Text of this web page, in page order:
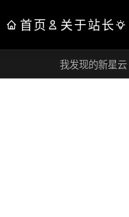
首页 关于站长
我发现的新星云